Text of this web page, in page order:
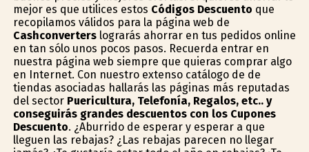
mejor es que utilices estos Códigos Descuento que
recopilamos válidos para la página web de
Cashconverterslograrás ahorrar en tus pedidos online
en tan sólo unos pocos pasos. Recuerda entrar en
nuestra página web siempre que quieras comprar algo
en Internet. Con nuestro extenso catálogo de de
tiendas asociadas hallarás las páginas más reputadas
del sector Puericultura, Telefonía, Regalos, etc.. y
conseguirás grandes descuentos con los Cupones
Descuento. ¿Aburrido de esperar y esperar a que
lleguen las rebajas? ¿Las rebajas parecen no llegar